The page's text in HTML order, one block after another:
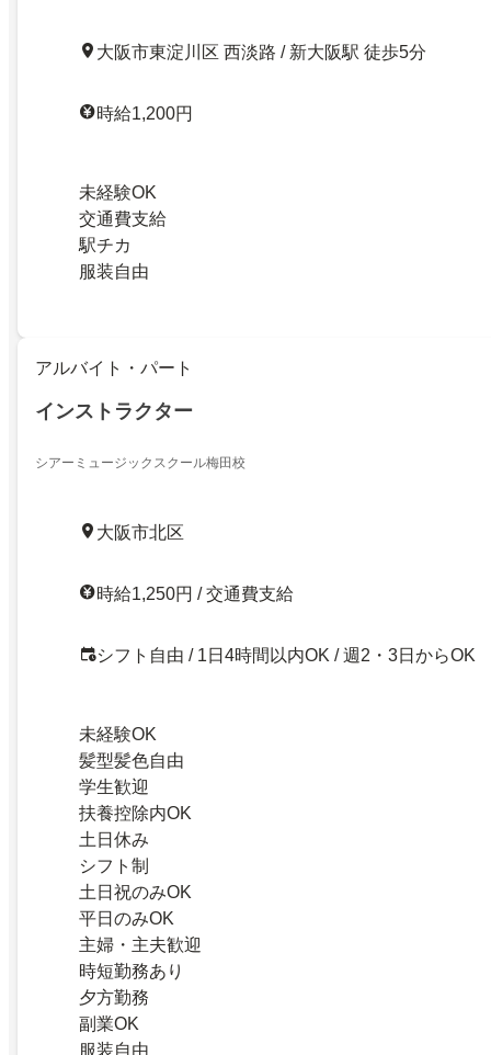
大阪市東淀川区 西淡路 / 新大阪駅 徒歩5分
時給1,200円
未経験OK
交通費支給
駅チカ
服装自由
アルバイト・パート
インストラクター
シアーミュージックスクール梅田校
大阪市北区
時給1,250円 / 交通費支給
シフト自由 / 1日4時間以内OK / 週2・3日からOK
未経験OK
髪型髪色自由
学生歓迎
扶養控除内OK
土日休み
シフト制
土日祝のみOK
平日のみOK
主婦・主夫歓迎
時短勤務あり
夕方勤務
副業OK
服装自由